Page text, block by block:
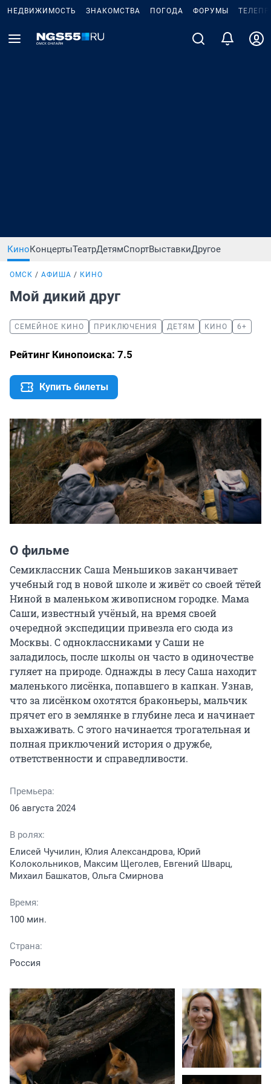
НЕДВИЖИМОСТЬ ЗНАКОМСТВА ПОГОДА ФОРУМЫ
КиноКонцертыТеатрДетямСпортВыставкиДругое
ОМСК АФИША КИНО
Мой дикий друг
СЕМЕЙНОЕ КИНО ПРИКЛЮЧЕНИЯ ДЕТЯМ КИНО 6+
Рейтинг Кинопоиска: 7.5
Купить билеты
О фильме
Семиклассник Саша Меньшиков заканчивает
учебный год в новой школе и живёт со своей тётей
Ниной в маленьком живописном городке. Мама
Саши, известный учёный, на время своей
очередной экспедиции привезла его сюда из
Москвы. С одноклассниками у Саши не
заладилось, после школы он часто в одиночестве
гуляет на природе. Однажды в лесу Саша находит
маленького лисёнка, попавшего в капкан. Узнав,
что за лисёнком охотятся браконьеры, мальчик
прячет его в землянке в глубине леса и начинает
выхаживать. С этого начинается трогательная и
полная приключений история о дружбе,
ответственности и справедливости.
Премьера:
06 августа 2024
В ролях:
Елисей Чучилин, Юлия Александрова, Юрий
Колокольников, Максим Щеголев, Евгений Шварц,
Михаил Башкатов, Ольга Смирнова
Время:
100 мин.
Страна:
Россия